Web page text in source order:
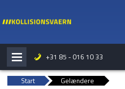
H b +31 85 - 016 10 33
Start Gelændere